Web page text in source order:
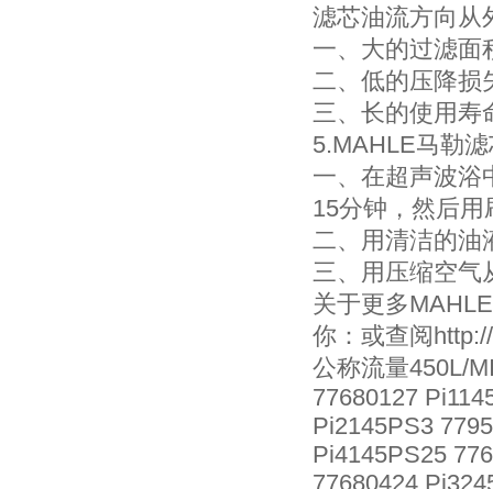
滤芯油流方向从
一、大的过滤面
二、低的压降损
三、长的使用寿
5.MAHLE马勒
一、在超声波浴
15分钟，然后
二、用清洁的油
三、用压缩空气
关于更多
你：或查阅
公称流量450L/
77680127
Pi2145PS3
Pi4145PS25
77680424